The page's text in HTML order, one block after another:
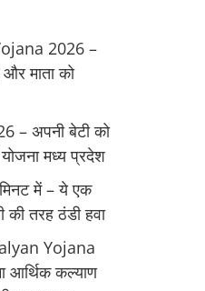
2026 –
और माता को
– अपनी बेटी को
मध्य प्रदेश
में – ये एक
तरह ठंडी हवा
Yojana
आर्थिक कल्‍याण